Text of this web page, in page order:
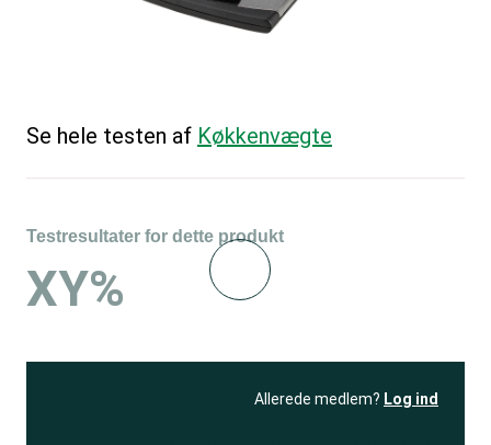
Se hele testen af Køkkenvægte
Testresultater for dette produkt
XY%
Allerede medlem? Log ind